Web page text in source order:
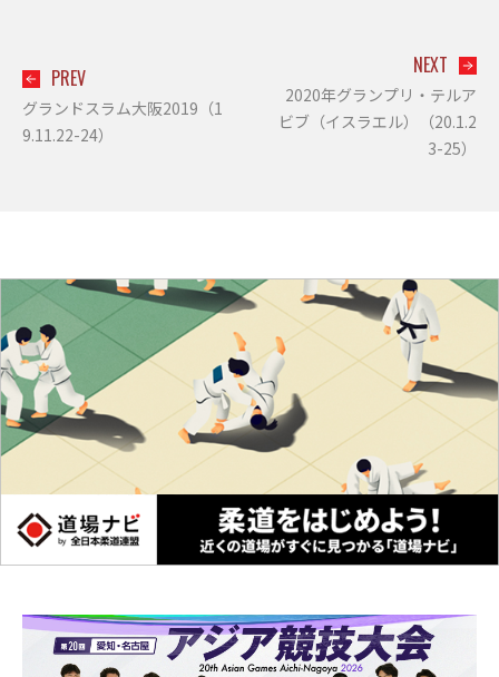
PREV
グランドスラム大阪2019（1
9.11.22-24）
NEXT
2020年グランプリ・テルア
ビブ（イスラエル）（20.1.2
3-25）